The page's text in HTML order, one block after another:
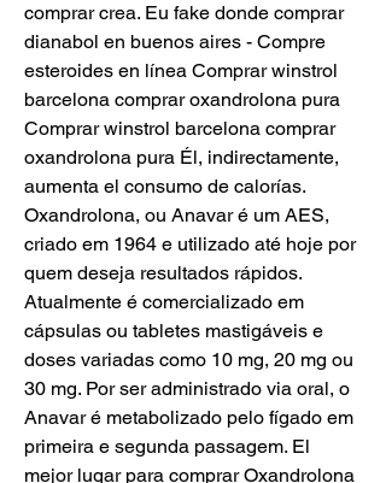
comprar crea. Eu fake donde comprar
dianabol en buenos aires - Compre
esteroides en línea Comprar winstrol
barcelona comprar oxandrolona pura
Comprar winstrol barcelona comprar
oxandrolona pura Él, indirectamente,
aumenta el consumo de calorías.
Oxandrolona, ou Anavar é um AES,
criado em 1964 e utilizado até hoje por
quem deseja resultados rápidos.
Atualmente é comercializado em
cápsulas ou tabletes mastigáveis e
doses variadas como 10 mg, 20 mg ou
30 mg. Por ser administrado via oral, o
Anavar é metabolizado pelo fígado em
primeira e segunda passagem. El
mejor lugar para comprar Oxandrolona